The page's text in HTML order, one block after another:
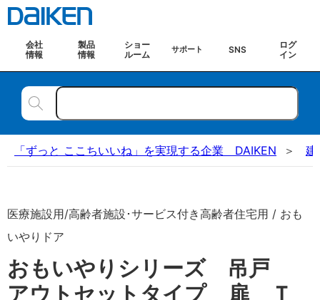
会社
情報
製品
情報
ショー
ルーム
サポート SNS
ログ
イン
「ずっと ここちいいね」を実現する企業 DAIKEN 建
医療施設用/高齢者施設･サービス付き高齢者住宅用 / おも
いやりドア
おもいやりシリーズ 吊戸
アウトセットタイプ 扉 Ｔ